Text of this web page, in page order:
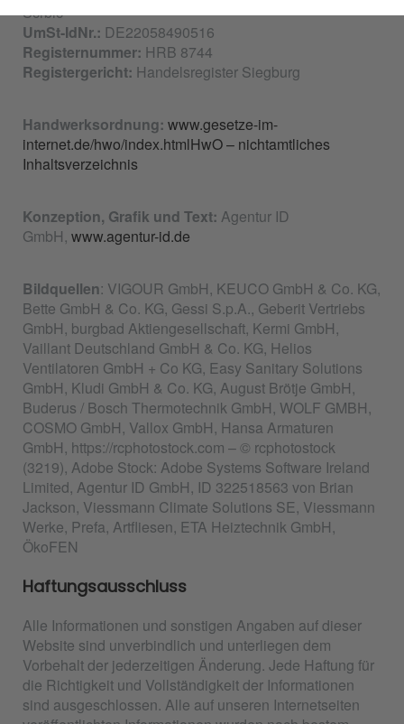
Scrbic
UmSt-IdNr.: DE22058490516
Registernummer: HRB 8744
Registergericht: Handelsregister Siegburg
Handwerksordnung: www.gesetze-im-
internet.de/hwo/index.htmlHwO – nichtamtliches
Inhaltsverzeichnis
Konzeption, Grafik und Text: Agentur ID
GmbH, www.agentur-id.de
Bildquellen: VIGOUR GmbH, KEUCO GmbH & Co. KG,
Bette GmbH & Co. KG, Gessi S.p.A., Geberit Vertriebs
GmbH, burgbad Aktiengesellschaft, Kermi GmbH,
Vaillant Deutschland GmbH & Co. KG, Helios
Ventilatoren GmbH + Co KG, Easy Sanitary Solutions
GmbH, Kludi GmbH & Co. KG, August Brötje GmbH,
Buderus / Bosch Thermotechnik GmbH, WOLF GMBH,
COSMO GmbH, Vallox GmbH, Hansa Armaturen
GmbH, https://rcphotostock.com – © rcphotostock
(3219), Adobe Stock: Adobe Systems Software Ireland
Limited, Agentur ID GmbH, ID 322518563 von Brian
Jackson, Viessmann Climate Solutions SE, Viessmann
Werke, Prefa, Artfliesen, ETA Heiztechnik GmbH,
ÖkoFEN
Haftungsausschluss
Alle Informationen und sonstigen Angaben auf dieser
Website sind unverbindlich und unterliegen dem
Vorbehalt der jederzeitigen Änderung. Jede Haftung für
die Richtigkeit und Vollständigkeit der Informationen
sind ausgeschlossen. Alle auf unseren Internetseiten